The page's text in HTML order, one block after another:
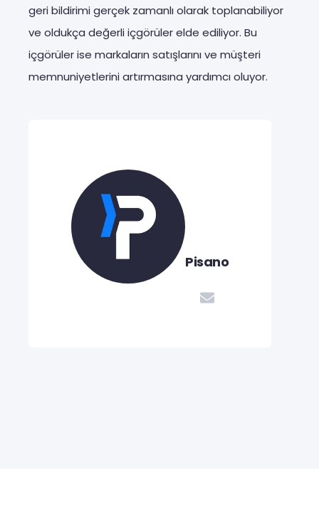
geri bildirimi gerçek zamanlı olarak toplanabiliyor
ve oldukça değerli içgörüler elde ediliyor. Bu
içgörüler ise markaların satışlarını ve müşteri
memnuniyetlerini artırmasına yardımcı oluyor.
Pisano